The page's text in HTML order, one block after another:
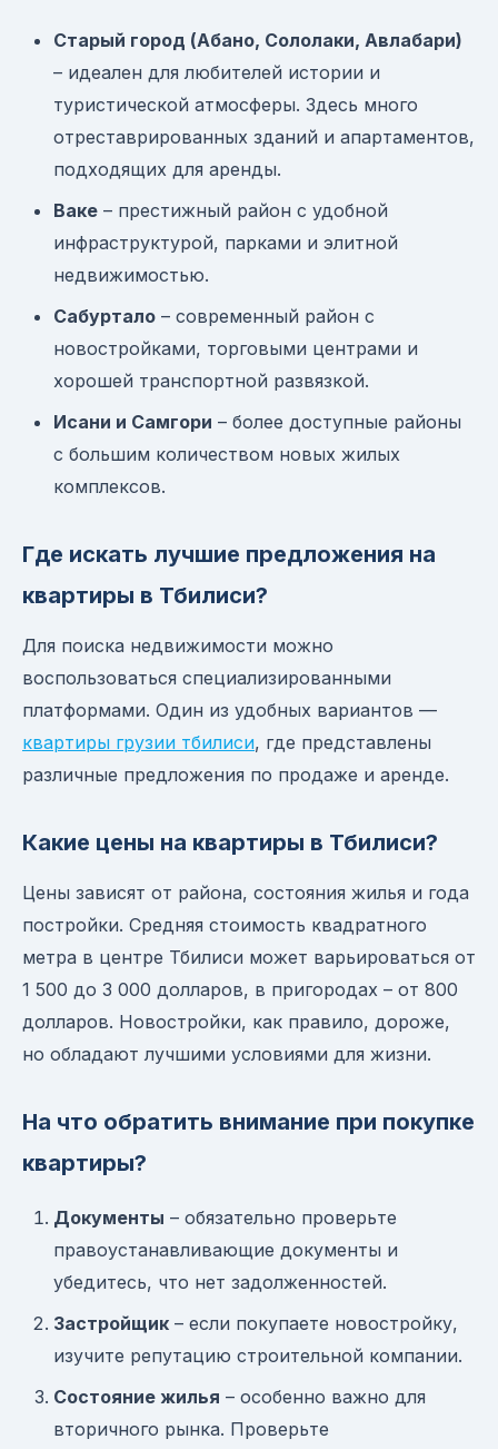
Старый город (Абано, Сололаки, Авлабари)
– идеален для любителей истории и
туристической атмосферы. Здесь много
отреставрированных зданий и апартаментов,
подходящих для аренды.
Ваке – престижный район с удобной
инфраструктурой, парками и элитной
недвижимостью.
Сабуртало – современный район с
новостройками, торговыми центрами и
хорошей транспортной развязкой.
Исани и Самгори – более доступные районы
с большим количеством новых жилых
комплексов.
Где искать лучшие предложения на
квартиры в Тбилиси?
Для поиска недвижимости можно
воспользоваться специализированными
платформами. Один из удобных вариантов —
квартиры грузии тбилиси, где представлены
различные предложения по продаже и аренде.
Какие цены на квартиры в Тбилиси?
Цены зависят от района, состояния жилья и года
постройки. Средняя стоимость квадратного
метра в центре Тбилиси может варьироваться от
1 500 до 3 000 долларов, в пригородах – от 800
долларов. Новостройки, как правило, дороже,
но обладают лучшими условиями для жизни.
На что обратить внимание при покупке
квартиры?
Документы – обязательно проверьте
правоустанавливающие документы и
убедитесь, что нет задолженностей.
Застройщик – если покупаете новостройку,
изучите репутацию строительной компании.
Состояние жилья – особенно важно для
вторичного рынка. Проверьте